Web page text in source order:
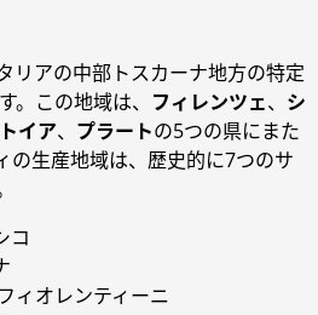
リアの中部トスカーナ地方の特定
。この地域は、 フィレンツェ、 シ
イア、 プラートの5つの県にまた
の生産地域は、歴史的に7つのサ
コ
ィオレンティーニ